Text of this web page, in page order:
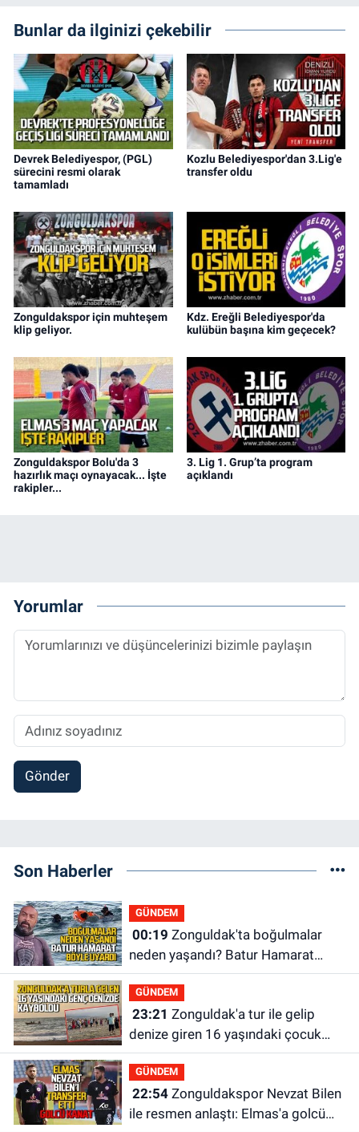
Bunlar da ilginizi çekebilir
Devrek Belediyespor, (PGL)
sürecini resmi olarak
tamamladı
Kozlu Belediyespor'dan 3.Lig'e
transfer oldu
Zonguldakspor için muhteşem
klip geliyor.
Kdz. Ereğli Belediyespor'da
kulübün başına kim geçecek?
Zonguldakspor Bolu'da 3
hazırlık maçı oynayacak... İşte
rakipler...
3. Lig 1. Grup’ta program
açıklandı
Yorumlar
Gönder
Son Haberler
GÜNDEM
00:19
neden yaşandı? Batur Hamarat
böyle uyardı!
GÜNDEM
23:21
denize giren 16 yaşındaki çocuk
kayboldu: Son anları kamerada
GÜNDEM
22:54Zonguldakspor Nevzat Bilen
ile resmen anlaştı: Elmas'a golcü